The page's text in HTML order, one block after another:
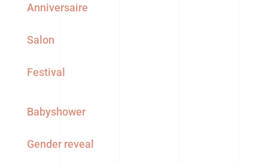
Anniversaire
Salon
Festival
Babyshower
Gender reveal